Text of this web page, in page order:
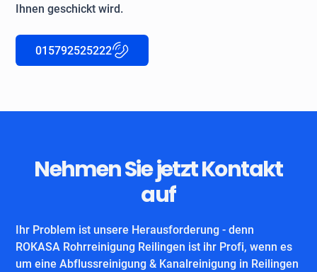
Ihnen geschickt wird.
015792525222
Nehmen Sie jetzt Kontakt
auf
Ihr Problem ist unsere Herausforderung - denn
ROKASA Rohrreinigung Reilingen ist ihr Profi, wenn es
um eine Abflussreinigung & Kanalreinigung in Reilingen